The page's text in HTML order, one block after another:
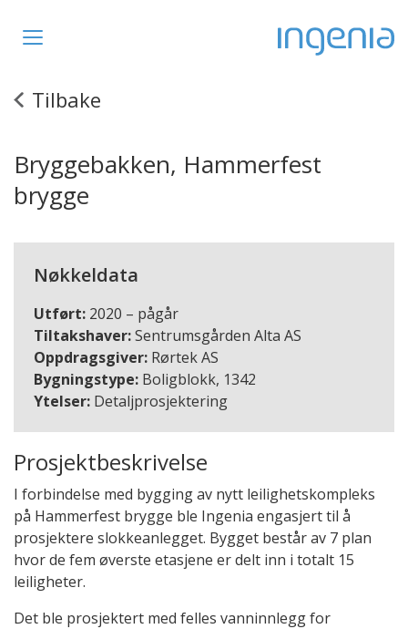
Toggle
Tilbake
Bryggebakken, Hammerfest
brygge
Nøkkeldata
Utført: 2020 – pågår
Tiltakshaver:Sentrumsgården Alta AS
Oppdragsgiver: Rørtek AS
Bygningstype: Boligblokk, 1342
Ytelser: Detaljprosjektering
Prosjektbeskrivelse
I forbindelse med bygging av nytt leilighetskompleks
på Hammerfest brygge ble Ingenia engasjert til å
prosjektere slokkeanlegget. Bygget består av 7 plan
hvor de fem øverste etasjene er delt inn i totalt 15
leiligheter.
Det ble prosjektert med felles vanninnlegg for